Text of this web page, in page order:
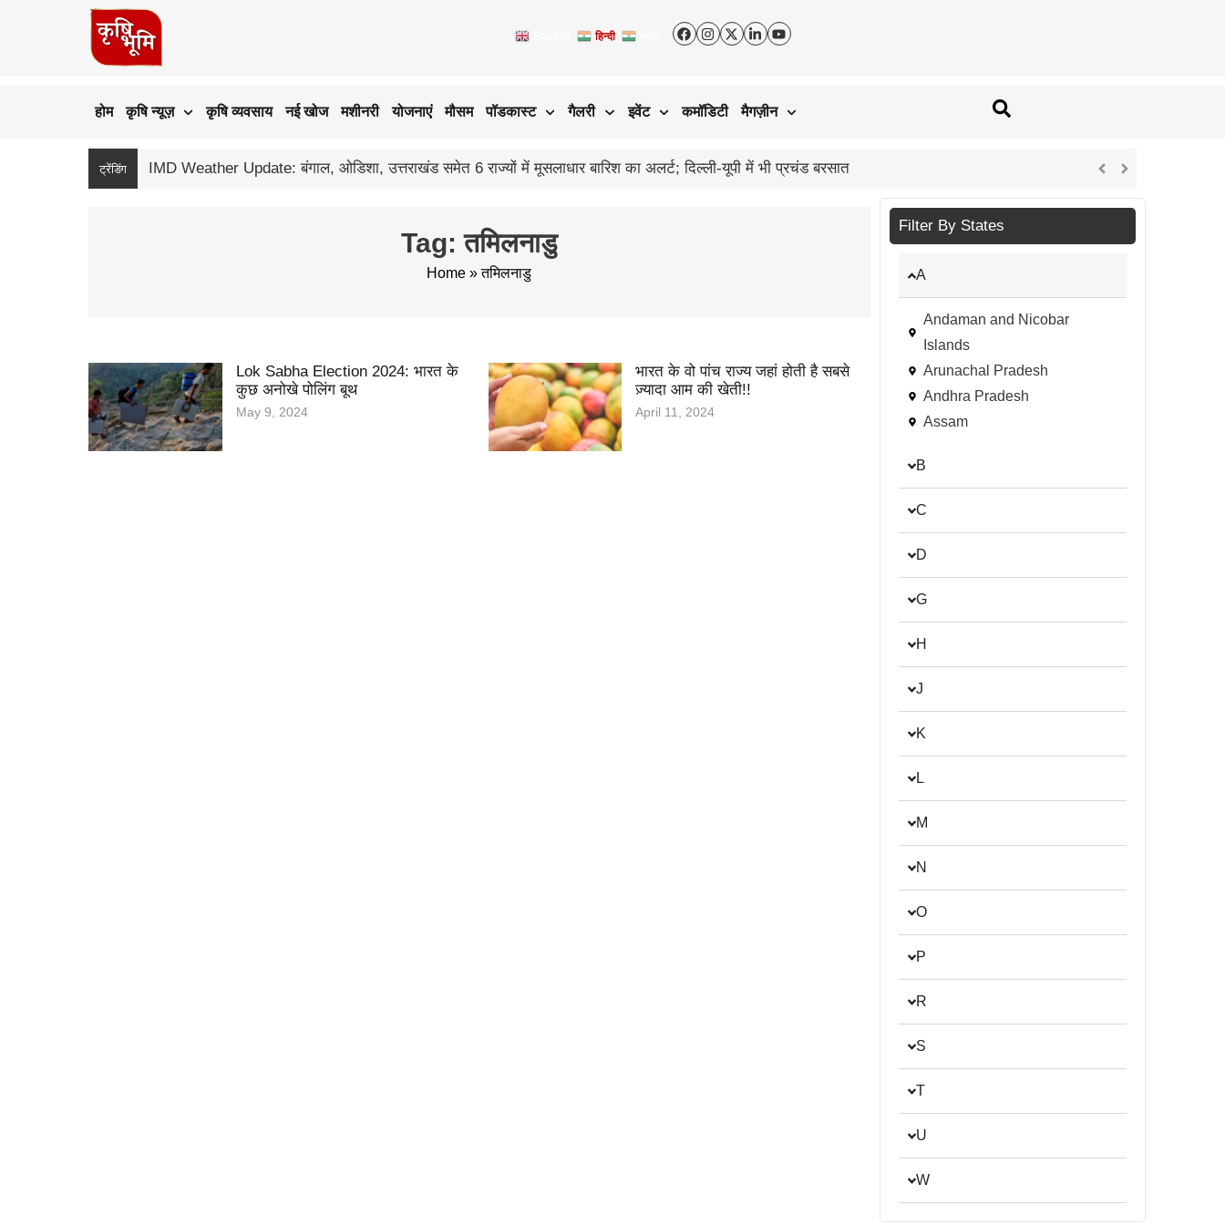
हिन्दी
होम कृषि न्यूज़ कृषि व्यवसाय नई खोज मशीनरी योजनाएं मौसम पॉडकास्ट गैलरी इवेंट कमॉडिटी मैगज़ीन
ट्रेंडिंग IMD Weather Update: बंगाल, ओडिशा, उत्तराखंड समेत 6 राज्यों में मूसलाधार बारिश का अलर्ट; दिल्ली-यूपी में भी प्रचंड बरसात
Tag: तमिलनाडु
Home »तमिलनाडु
Lok Sabha Election 2024: भारत के
कुछ अनोखे पोलिंग बूथ
May 9, 2024
भारत के वो पांच राज्य जहां होती है सबसे
ज़्यादा आम की खेती!!
April 11, 2024
Filter By States
A
Andaman and Nicobar
Islands
Arunachal Pradesh
Andhra Pradesh
Assam
B
C
D
G
H
J
K
L
M
N
O
P
R
S
T
U
W